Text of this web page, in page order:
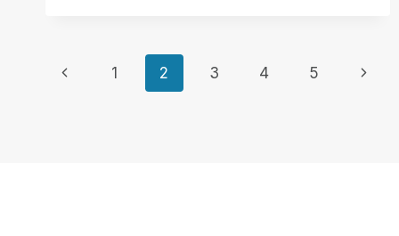
Navigazione
Pagina
1 2 3 4 5
Pagina